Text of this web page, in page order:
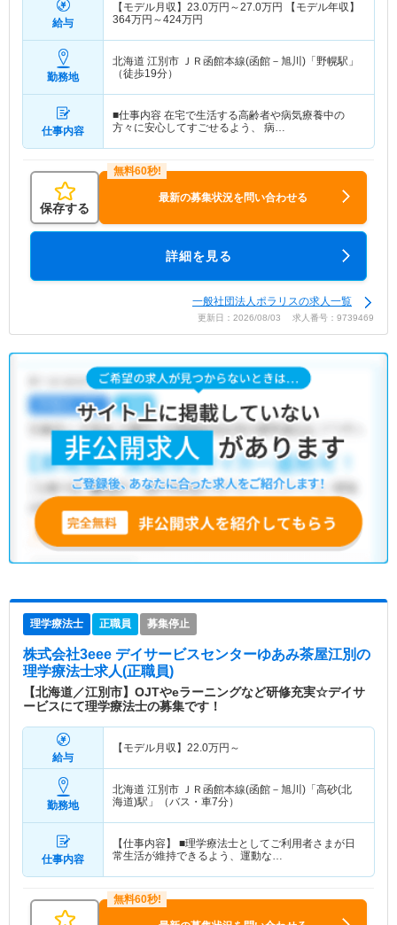
給与
【モデル月収】 23.0万円～27.0万円
【モデル年収】
364万円～424万円
勤務地
北海道 江別市 ＪＲ函館本線(函館－旭川)「野幌駅」
（徒歩19分）
仕事内容
■仕事内容 在宅で生活する高齢者や病気療養中の
方々に安心してすごせるよう、 病…
保存する
最新の募集状況を問い合わせる
詳細を見る
一般社団法人ポラリスの求人一覧
更新日：2026/08/03 求人番号：9739469
理学療法士 正職員 募集停止
株式会社3eee デイサービスセンターゆあみ茶屋江別の
理学療法士求人(正職員)
【北海道／江別市】OJTやeラーニングなど研修充実☆デイサ
ービスにて理学療法士の募集です！
給与
【モデル月収】 22.0万円～
勤務地
北海道 江別市 ＪＲ函館本線(函館－旭川)「高砂(北
海道)駅」（バス・車7分）
仕事内容
【仕事内容】 ■理学療法士としてご利用者さまが日
常生活が維持できるよう、運動な…